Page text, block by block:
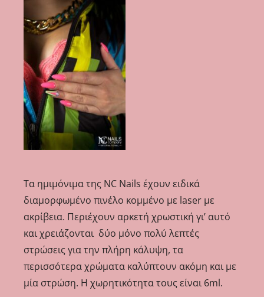
Τα ημιμόνιμα της NC Nails έχουν ειδικά
διαμορφωμένο πινέλο κομμένο με laser με
ακρίβεια. Περιέχουν αρκετή χρωστική γι’ αυτό
και χρειάζονται δύο μόνο πολύ λεπτές
στρώσεις για την πλήρη κάλυψη, τα
περισσότερα χρώματα καλύπτουν ακόμη και με
μία στρώση. Η χωρητικότητα τους είναι 6ml.